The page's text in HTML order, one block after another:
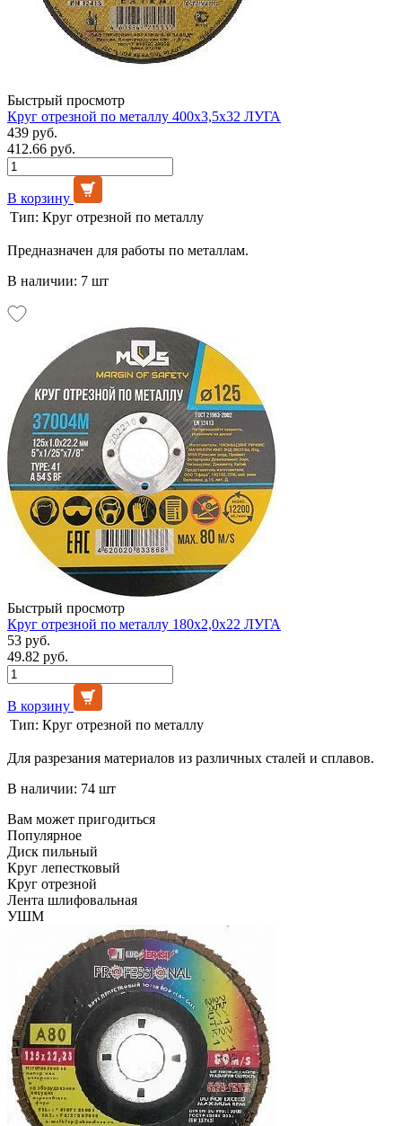
Быстрый просмотр
Круг отрезной по металлу 400х3,5х32 ЛУГА
439 руб.
412.66 руб.
В корзину
Тип: Круг отрезной по металлу
Предназначен для работы по металлам.
В наличии: 7 шт
Быстрый просмотр
Круг отрезной по металлу 180х2,0х22 ЛУГА
53 руб.
49.82 руб.
В корзину
Тип: Круг отрезной по металлу
Для разрезания материалов из различных сталей и сплавов.
В наличии: 74 шт
Вам может пригодиться
Популярное
Диск пильный
Круг лепестковый
Круг отрезной
Лента шлифовальная
УШМ